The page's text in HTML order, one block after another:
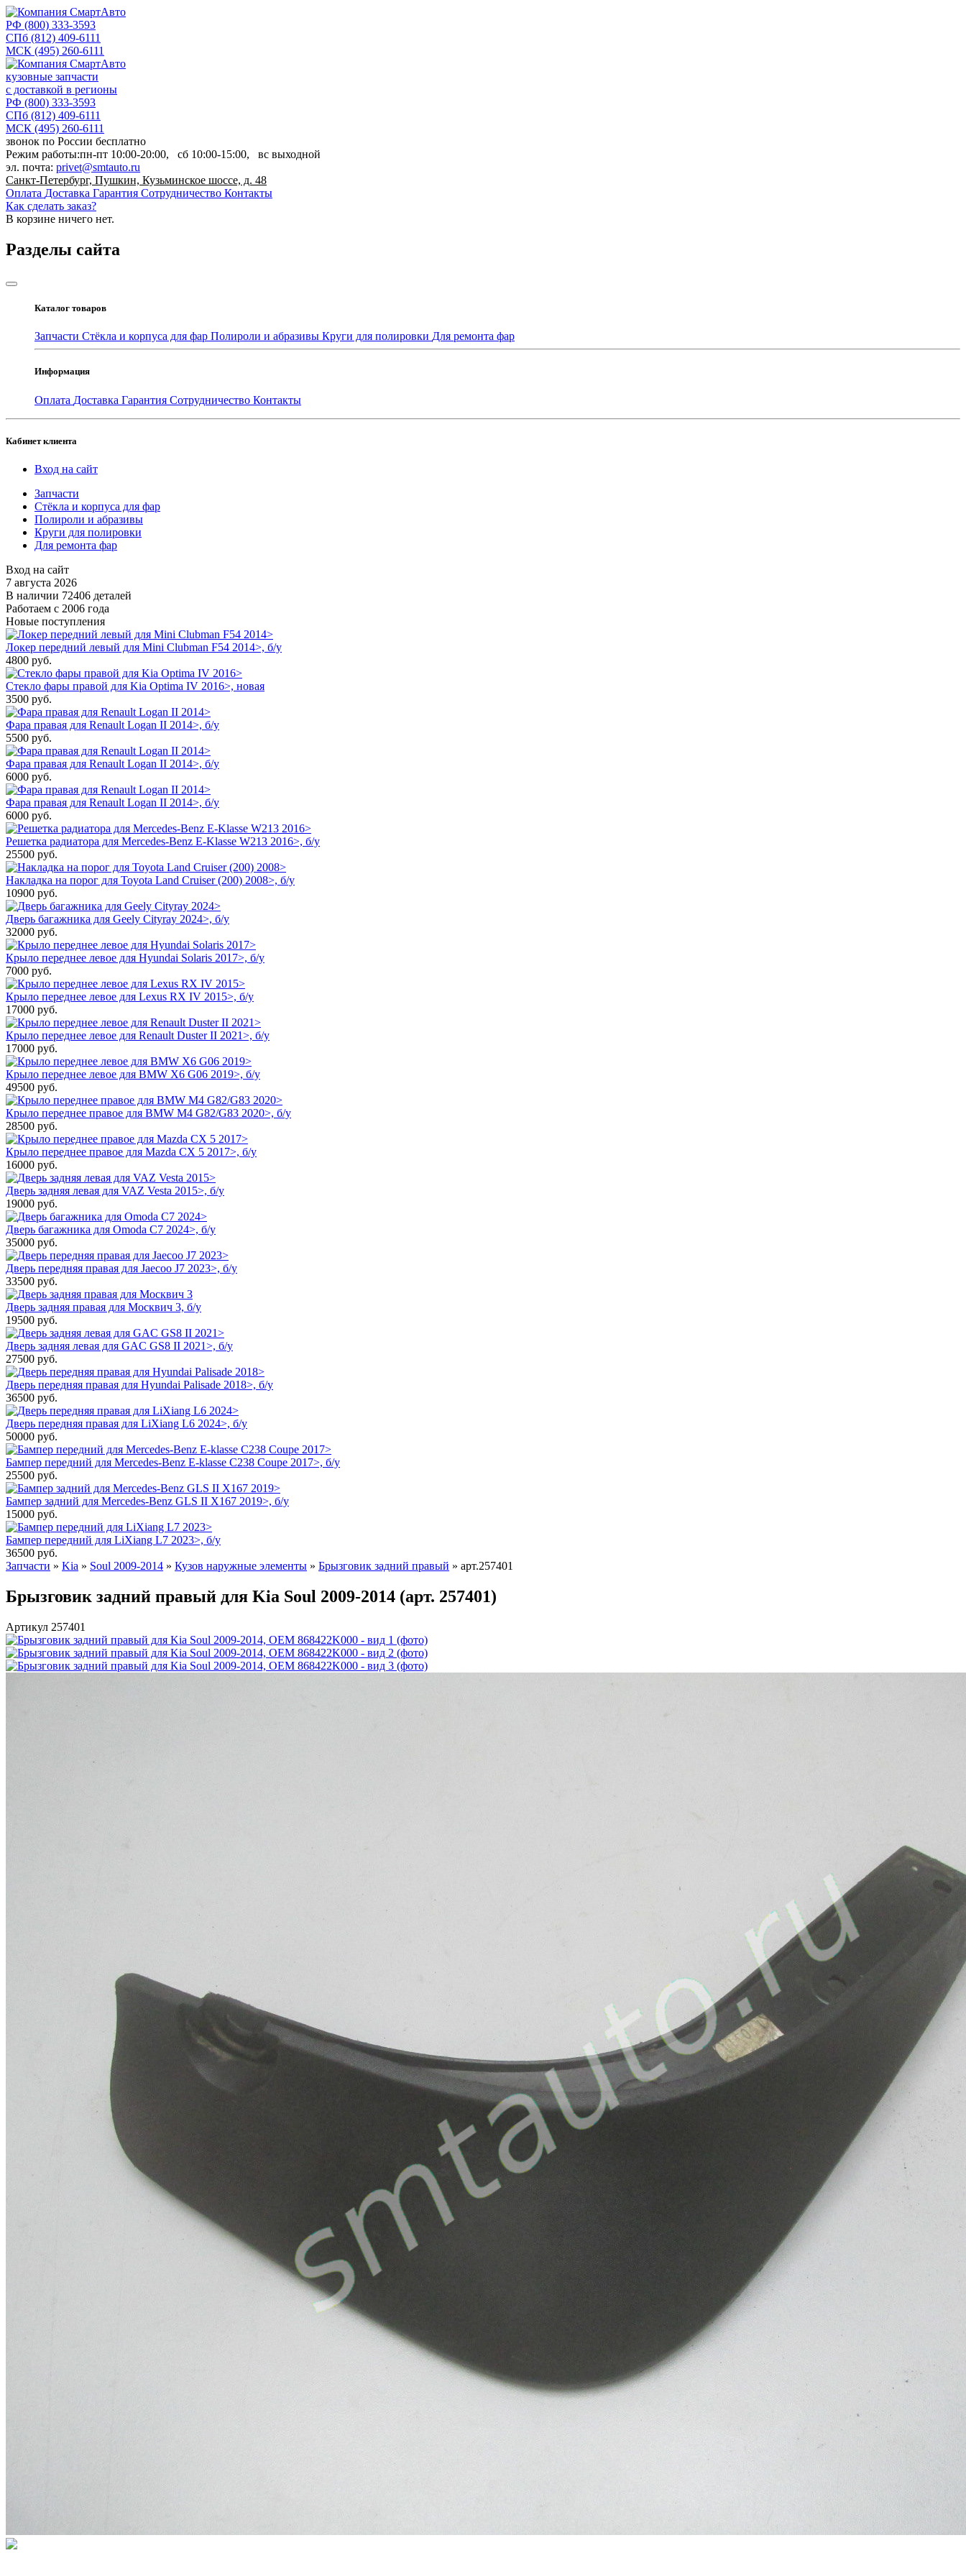
РФ (800) 333-3593
СПб (812) 409-6111
МСК (495) 260-6111
кузовные запчасти
с доставкой в регионы
РФ (800) 333-3593
СПб (812) 409-6111
МСК (495) 260-6111
звонок по России бесплатно
Режим работы:пн-пт 10:00-20:00, сб 10:00-15:00, вс выходной
эл. почта: privet@smtauto.ru
Санкт-Петербург, Пушкин, Кузьминское шоссе, д. 48
Оплата Доставка Гарантия Сотрудничество Контакты
Как сделать заказ?
В корзине ничего нет.
Разделы сайта
Каталог товаров
Запчасти Стёкла и корпуса для фар Полироли и абразивы Круги для полировки Для ремонта фар
Информация
Оплата Доставка Гарантия Сотрудничество Контакты
Кабинет клиента
Вход на сайт
Запчасти
Стёкла и корпуса для фар
Полироли и абразивы
Круги для полировки
Для ремонта фар
Вход на сайт
7 августа 2026
В наличии 72406 деталей
Работаем с 2006 года
Новые поступления
Локер передний левый для Mini Clubman F54 2014>, б/у
4800 руб.
Стекло фары правой для Kia Optima IV 2016>, новая
3500 руб.
Фара правая для Renault Logan II 2014>, б/у
5500 руб.
Фара правая для Renault Logan II 2014>, б/у
6000 руб.
Фара правая для Renault Logan II 2014>, б/у
6000 руб.
Решетка радиатора для Mercedes-Benz E-Klasse W213 2016>, б/у
25500 руб.
Накладка на порог для Toyota Land Cruiser (200) 2008>, б/у
10900 руб.
Дверь багажника для Geely Cityray 2024>, б/у
32000 руб.
Крыло переднее левое для Hyundai Solaris 2017>, б/у
7000 руб.
Крыло переднее левое для Lexus RX IV 2015>, б/у
17000 руб.
Крыло переднее левое для Renault Duster II 2021>, б/у
17000 руб.
Крыло переднее левое для BMW X6 G06 2019>, б/у
49500 руб.
Крыло переднее правое для BMW M4 G82/G83 2020>, б/у
28500 руб.
Крыло переднее правое для Mazda CX 5 2017>, б/у
16000 руб.
Дверь задняя левая для VAZ Vesta 2015>, б/у
19000 руб.
Дверь багажника для Omoda C7 2024>, б/у
35000 руб.
Дверь передняя правая для Jaecoo J7 2023>, б/у
33500 руб.
Дверь задняя правая для Москвич 3, б/у
19500 руб.
Дверь задняя левая для GAC GS8 II 2021>, б/у
27500 руб.
Дверь передняя правая для Hyundai Palisade 2018>, б/у
36500 руб.
Дверь передняя правая для LiXiang L6 2024>, б/у
50000 руб.
Бампер передний для Mercedes-Benz E-klasse C238 Coupe 2017>, б/у
25500 руб.
Бампер задний для Mercedes-Benz GLS II X167 2019>, б/у
15000 руб.
Бампер передний для LiXiang L7 2023>, б/у
36500 руб.
Запчасти » Kia » Soul 2009-2014 » Кузов наружные элементы » Брызговик задний правый » арт.257401
Брызговик задний правый для Kia Soul 2009-2014 (арт. 257401)
Артикул 257401